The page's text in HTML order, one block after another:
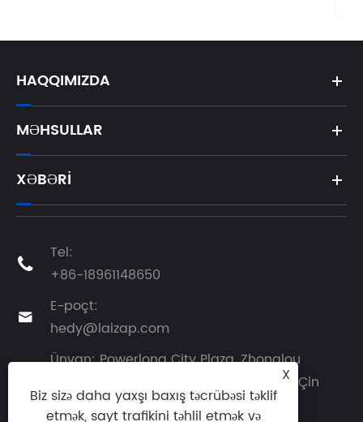
HAQQIMIZDA
MƏHSULLAR
XƏBƏRI

Tel:
+86-18961148650

E-poçt:
hedy@laizap.com
Ünvan: Powerlong City Plaza, Zhonglou
District, Changzhou, Jiangsu Province, Çin
X
Biz sizə daha yaxşı baxış təcrübəsi təklif
etmək, sayt trafikini təhlil etmək və